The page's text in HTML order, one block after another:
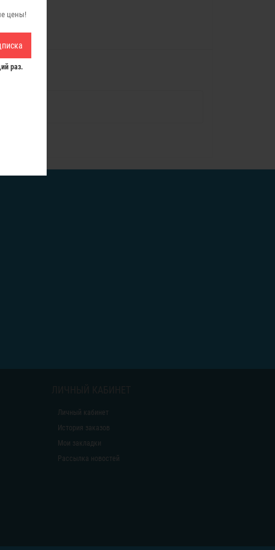
цены!
раз.
Личный кабинет
История заказов
Мои закладки
Рассылка новостей